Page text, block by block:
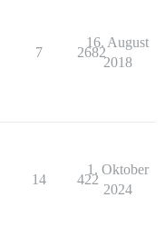
7 2682
16. August
2018
14 422
1. Oktober
2024